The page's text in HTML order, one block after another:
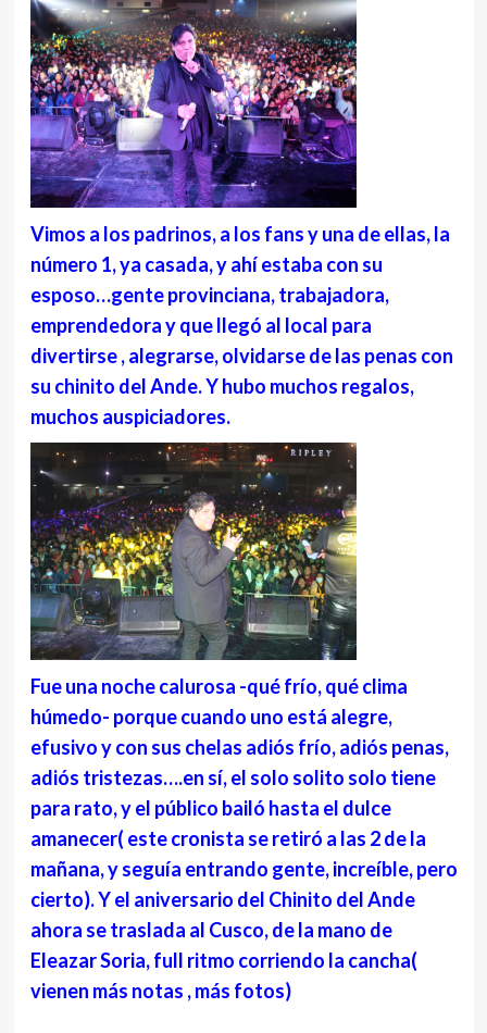
Vimos a los padrinos, a los fans y una de ellas, la
número 1, ya casada, y ahí estaba con su
esposo…gente provinciana, trabajadora,
emprendedora y que llegó al local para
divertirse , alegrarse, olvidarse de las penas con
su chinito del Ande. Y hubo muchos regalos,
muchos auspiciadores.
Fue una noche calurosa -qué frío, qué clima
húmedo- porque cuando uno está alegre,
efusivo y con sus chelas adiós frío, adiós penas,
adiós tristezas….en sí, el solo solito solo tiene
para rato, y el público bailó hasta el dulce
amanecer( este cronista se retiró a las 2 de la
mañana, y seguía entrando gente, increíble, pero
cierto). Y el aniversario del Chinito del Ande
ahora se traslada al Cusco, de la mano de
Eleazar Soria, full ritmo corriendo la cancha(
vienen más notas , más fotos)